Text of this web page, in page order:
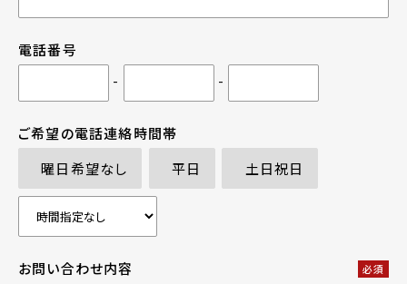
電話番号
-
-
ご希望の電話連絡時間帯
曜日希望なし
平日 土日祝日
お問い合わせ内容 必須